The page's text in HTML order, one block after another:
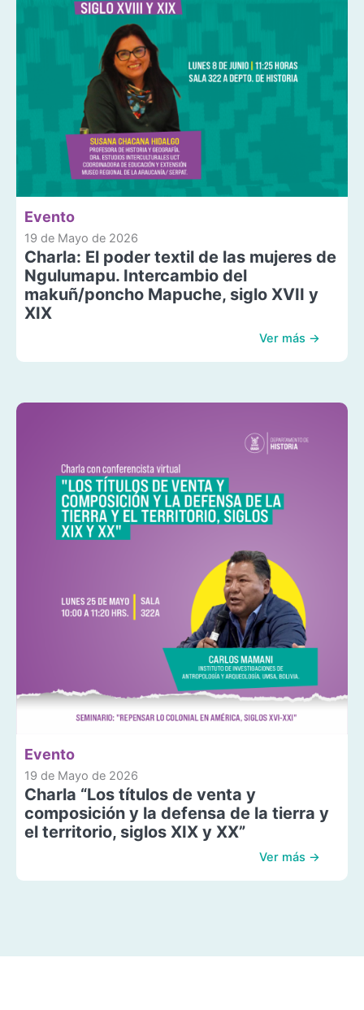
Evento
19 de Mayo de 2026
Charla: El poder textil de las mujeres de
Ngulumapu. Intercambio del
makuñ/poncho Mapuche, siglo XVII y
XIX
Ver más →
Evento
19 de Mayo de 2026
Charla “Los títulos de venta y
composición y la defensa de la tierra y
el territorio, siglos XIX y XX”
Ver más →